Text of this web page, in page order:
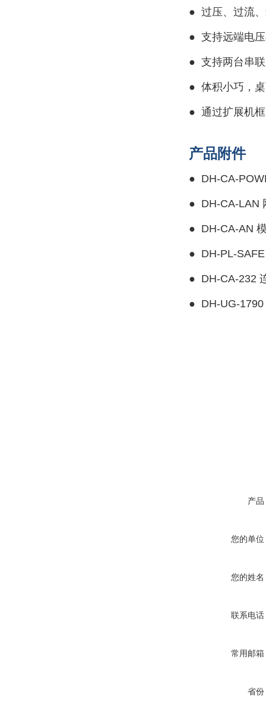
● 过压、过流
● 支持远端电
● 支持两台串
● 体积小巧，
● 通过扩展机
产品附件
● DH-CA-
● DH-CA-LAN
● DH-CA-AN
● DH-PL-
● DH-CA-232
● DH-UG-
产品
您的单位
您的姓名
联系电话
常用邮箱
省份